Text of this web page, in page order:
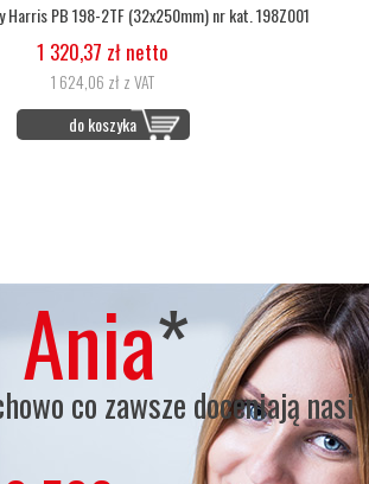
Harris PB 198-2TF (32x250mm) nr kat. 198Z001
1 320,37 zł netto
1 624,06 zł z VAT
do koszyka
*
co zawsze doceniają nasi